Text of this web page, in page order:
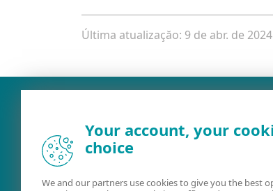
Última atualizaçăo: 9 de abr. de 2024
Your account, your
choice
We and our partners use cookies to give you the best